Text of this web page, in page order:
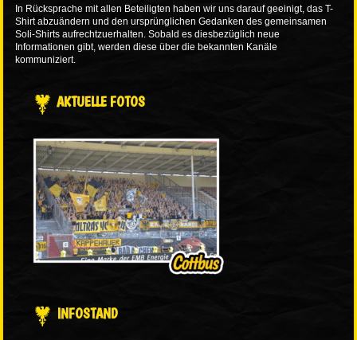
In Rücksprache mit allen Beteiligten haben wir uns darauf geeinigt, das T-
Shirt abzuändern und den ursprünglichen Gedanken des gemeinsamen
Soli-Shirts aufrechtzuerhalten. Sobald es diesbezüglich neue
Informationen gibt, werden diese über die bekannten Kanäle
kommuniziert.
AKTUELLE FOTOS
INFOSTAND